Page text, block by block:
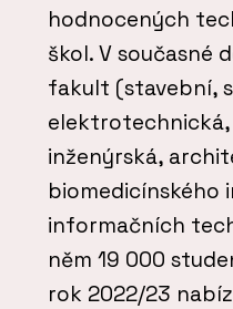
hodnocených
škol. V současné
fakult (stavební,
inženýrská,
biomedicínského
informačních
něm 19 000
rok 2022/23